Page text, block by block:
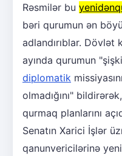
Rəsmilər bu
bəri qurumun ən
adlandırıblar.
ayında qurumun
diplomatik
olmadığını"
qurmaq planlarını
Senatın Xarici İşlər
qanunvericilərinə